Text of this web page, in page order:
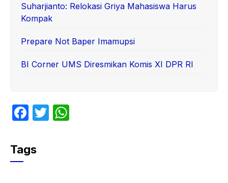
Suharjianto: Relokasi Griya Mahasiswa Harus
Kompak
Prepare Not Baper Imamupsi
BI Corner UMS Diresmikan Komis XI DPR RI
F
c
e
T
Tags